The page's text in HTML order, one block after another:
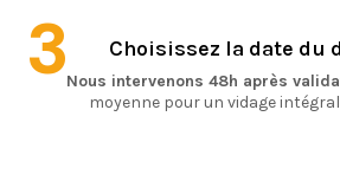
Choisissez la date du
Nous intervenons 48h après
moyenne pour un vidage
3